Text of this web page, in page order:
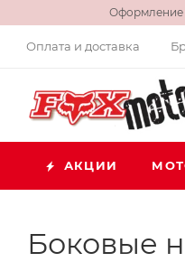
Оформление
Оплата и доставка
АКЦИИ
Боковые